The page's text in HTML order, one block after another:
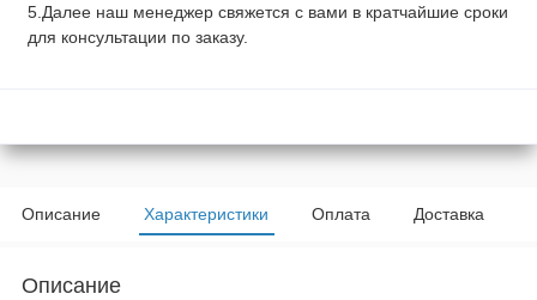
5.Далее наш менеджер свяжется с вами в кратчайшие сроки
для консультации по заказу.
Описание Характеристики Оплата Доставка
Описание